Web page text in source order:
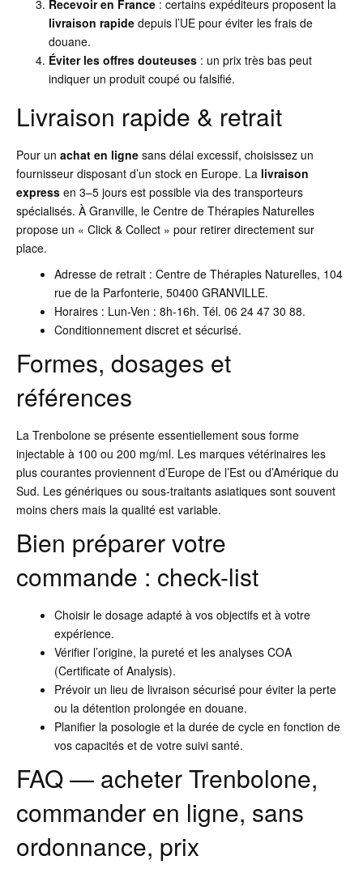
Recevoir en France : certains expéditeurs proposent la
livraison rapide depuis l’UE pour éviter les frais de
douane.
Éviter les offres douteuses : un prix très bas peut
indiquer un produit coupé ou falsifié.
Livraison rapide & retrait
Pour un achat en ligne sans délai excessif, choisissez un
fournisseur disposant d’un stock en Europe. La livraison
express en 3–5 jours est possible via des transporteurs
spécialisés. À Granville, le Centre de Thérapies Naturelles
propose un « Click & Collect » pour retirer directement sur
place.
Adresse de retrait : Centre de Thérapies Naturelles, 104
rue de la Parfonterie, 50400 GRANVILLE.
Horaires : Lun-Ven : 8h-16h. Tél. 06 24 47 30 88.
Conditionnement discret et sécurisé.
Formes, dosages et
références
La Trenbolone se présente essentiellement sous forme
injectable à 100 ou 200 mg/ml. Les marques vétérinaires les
plus courantes proviennent d’Europe de l’Est ou d’Amérique du
Sud. Les génériques ou sous-traitants asiatiques sont souvent
moins chers mais la qualité est variable.
Bien préparer votre
commande : check-list
Choisir le dosage adapté à vos objectifs et à votre
expérience.
Vérifier l’origine, la pureté et les analyses COA
(Certificate of Analysis).
Prévoir un lieu de livraison sécurisé pour éviter la perte
ou la détention prolongée en douane.
Planifier la posologie et la durée de cycle en fonction de
vos capacités et de votre suivi santé.
FAQ — acheter Trenbolone,
commander en ligne, sans
ordonnance, prix